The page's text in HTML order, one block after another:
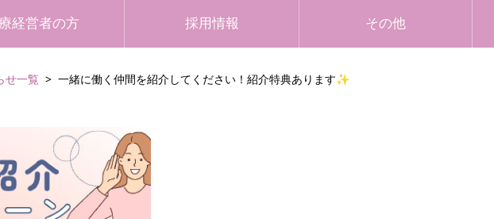
経営者の方 採用情報 その他
せ一覧 一緒に働く仲間を紹介してください！紹介特典あります✨